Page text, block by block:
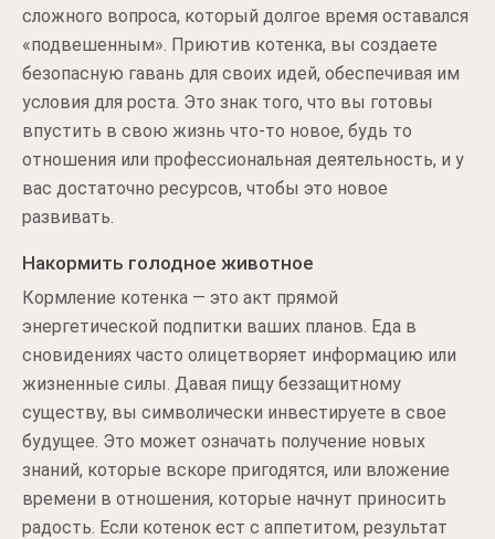
сложного вопроса, который долгое время оставался
«подвешенным». Приютив котенка, вы создаете
безопасную гавань для своих идей, обеспечивая им
условия для роста. Это знак того, что вы готовы
впустить в свою жизнь что-то новое, будь то
отношения или профессиональная деятельность, и у
вас достаточно ресурсов, чтобы это новое
развивать.
Накормить голодное животное
Кормление котенка — это акт прямой
энергетической подпитки ваших планов. Еда в
сновидениях часто олицетворяет информацию или
жизненные силы. Давая пищу беззащитному
существу, вы символически инвестируете в свое
будущее. Это может означать получение новых
знаний, которые вскоре пригодятся, или вложение
времени в отношения, которые начнут приносить
радость. Если котенок ест с аппетитом, результат